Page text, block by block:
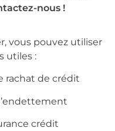
nous !
vous pouvez utiliser
utiles :
rachat de crédit
crédit